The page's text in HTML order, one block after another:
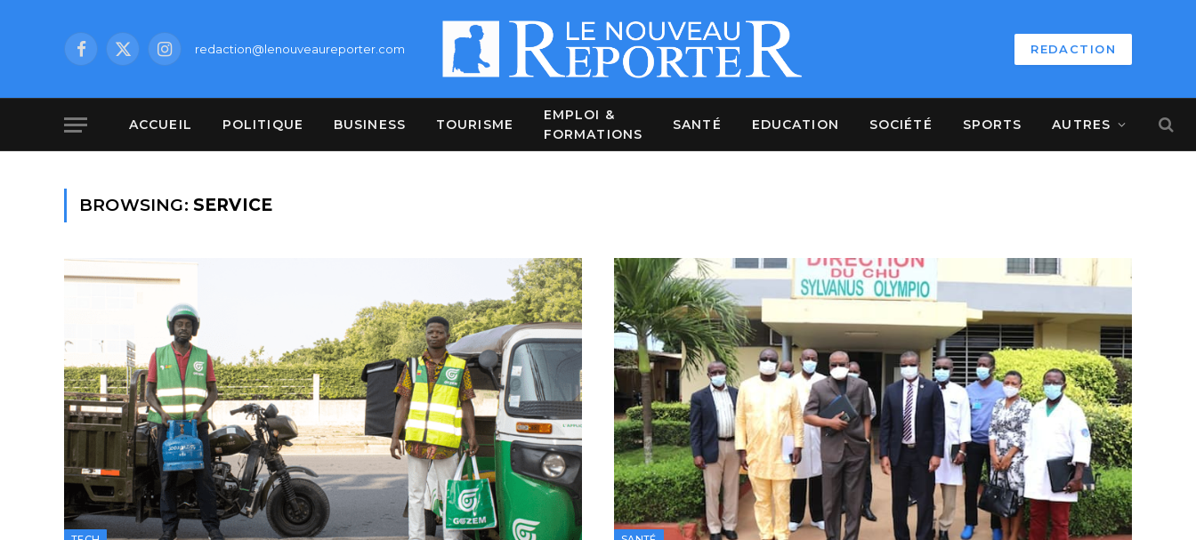
Facebook
X
Instagramredaction@lenouveaureporter.com REDACTION
ACCUEIL POLITIQUE BUSINESS TOURISME
EMPLOI &
FORMATIONS
SANTÉ EDUCATION SOCIÉTÉ SPORTS AUTRES
BROWSING: SERVICE